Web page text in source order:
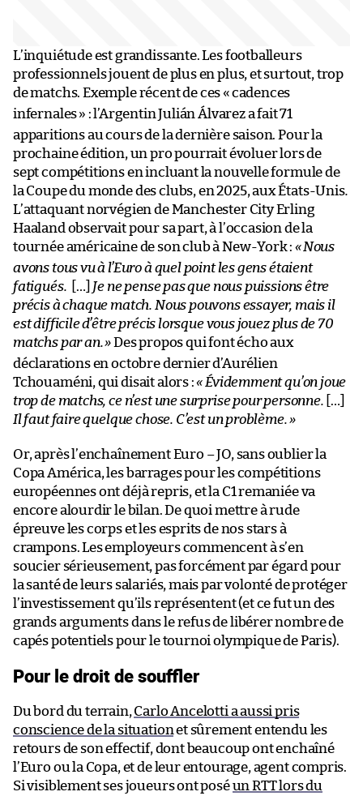
L’inquiétude est grandissante. Les footballeurs
professionnels jouent de plus en plus, et surtout, trop
de matchs. Exemple récent de ces «cadences
infernales» : l’Argentin Julián Álvarez a fait 71
apparitions au cours de la dernière saison. Pour la
prochaine édition, un pro pourrait évoluer lors de
sept compétitions en incluant la nouvelle formule de
la Coupe du monde des clubs, en 2025, aux États-Unis.
L’attaquant norvégien de Manchester City Erling
Haaland observait pour sa part, à l’occasion de la
tournée américaine de son club à New-York :«Nous
avons tous vu à l’Euro à quel point les gens étaient
fatigués.
[…] Je ne pense pas que nous puissions être
précis à chaque match. Nous pouvons essayer, mais il
est difficile d’être précis lorsque vous jouez plus de 70
matchs par an.»Des propos qui font écho aux
déclarations en octobre dernier d’Aurélien
Tchouaméni, qui disait alors :« Évidemment qu’on joue
trop de matchs, ce n’est une surprise pour personne. […]
Il faut faire quelque chose. C’est un problème.»
Or, après l’enchaînement Euro – JO, sans oublier la
Copa América, les barrages pour les compétitions
européennes ont déjà repris, et la C1 remaniée va
encore alourdir le bilan. De quoi mettre à rude
épreuve les corps et les esprits de nos stars à
crampons. Les employeurs commencent à s’en
soucier sérieusement, pas forcément par égard pour
la santé de leurs salariés, mais par volonté de protéger
l’investissement qu’ils représentent (et ce fut un des
grands arguments dans le refus de libérer nombre de
capés potentiels pour le tournoi olympique de Paris).
Pour le droit de souffler
Du bord du terrain, Carlo Ancelotti a aussi pris
conscience de la situationet sûrement entendu les
retours de son effectif, dont beaucoup ont enchaîné
l’Euro ou la Copa, et de leur entourage, agent compris.
Si visiblement ses joueurs ont poséun RTT lors du